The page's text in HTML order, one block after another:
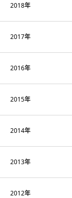
2018年
2017年
2016年
2015年
2014年
2013年
2012年